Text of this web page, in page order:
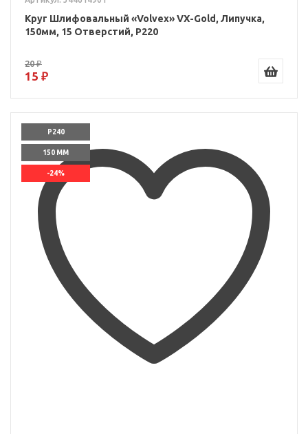
Круг Шлифовальный «Volvex» VX-Gold, Липучка,
150мм, 15 Отверстий, P220
20 ₽
15 ₽
P240
150 ММ
-24%